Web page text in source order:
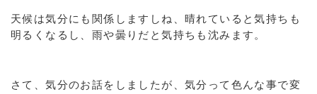
天候は気分にも関係しますしね、晴れていると気持ちも
明るくなるし、雨や曇りだと気持ちも沈みます。
さて、気分のお話をしましたが、気分って色んな事で変